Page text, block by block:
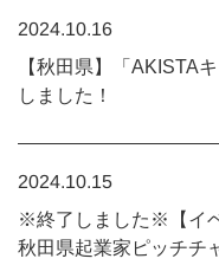
2024.10.16
【秋田県】「AKISTA
しました！
2024.10.15
※終了しました※【イ
秋田県起業家ピッチチ